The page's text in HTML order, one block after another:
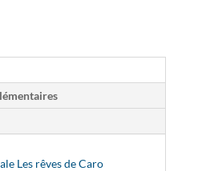
Les rêves de Caro